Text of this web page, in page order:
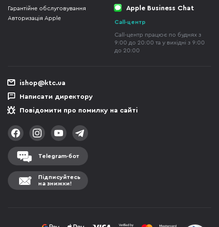
Гарантійне обслуговування
Авторизація Apple
Apple Business Chat
Call-центр
Call-центр працює по буднях з
9:00 до 20:00 та у вихідні з 9:00
до 20:00
ishop@ktc.ua
Написати директору
Повідомити про помилку на сайті
Telegram-бот
Підписуйтесь
на знижки!